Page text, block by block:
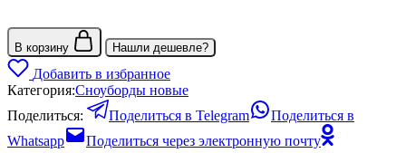
В корзину Нашли дешевле?
Добавить в избранное
Категория:Сноуборды новые
Поделиться:
Поделиться в Telegram
Поделиться в
Whatsapp
Поделиться через электронную почту